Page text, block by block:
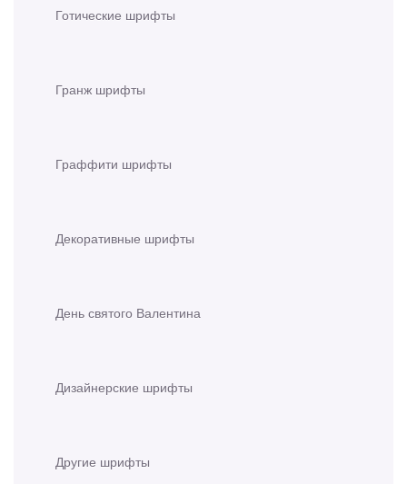
Готические шрифты
Гранж шрифты
Граффити шрифты
Декоративные шрифты
День святого Валентина
Дизайнерские шрифты
Другие шрифты